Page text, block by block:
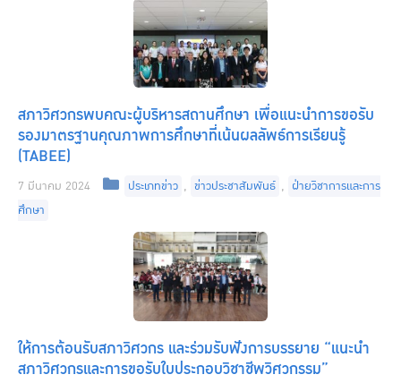
สภาวิศวกรพบคณะผู้บริหารสถานศึกษา เพื่อแนะนำการขอรับ
รองมาตรฐานคุณภาพการศึกษาที่เน้นผลลัพธ์การเรียนรู้
(TABEE)
7 มีนาคม 2024 Categories
ประเภทข่าว , ข่าวประชาสัมพันธ์ , ฝ่ายวิชาการและการ
ศึกษา
ให้การต้อนรับสภาวิศวกร และร่วมรับฟังการบรรยาย “แนะนำ
สภาวิศวกรและการขอรับใบประกอบวิชาชีพวิศวกรรม”